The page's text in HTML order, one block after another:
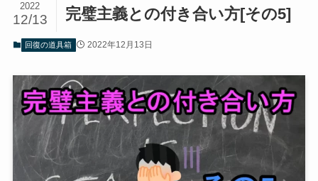
完璧主義との付き合い方[その5]
2022
12/13
回復の道具箱 2022年12月13日